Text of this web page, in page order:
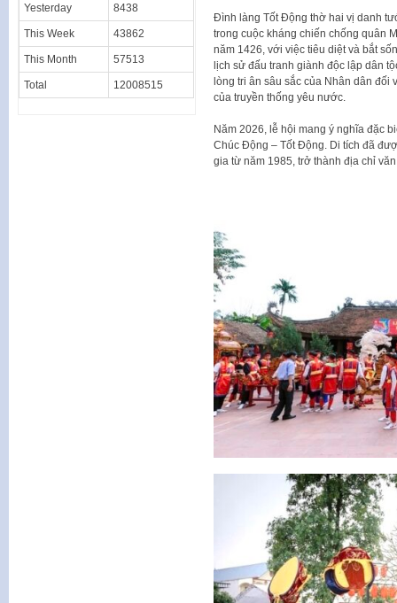
Đình làng Tốt Động thờ hai vị danh
trong cuộc kháng chiến chống quân
năm 1426, với việc tiêu diệt và bắt
lịch sử đấu tranh giành độc lập dân
lòng tri ân sâu sắc của Nhân dân
của truyền thống yêu nước.
Năm 2026, lễ hội mang ý nghĩa đặc
Chúc Động – Tốt Động. Di tích đã
gia từ năm 1985, trở thành địa chỉ
Yesterday 8438
This Week 43862
This Month 57513
Total 12008515